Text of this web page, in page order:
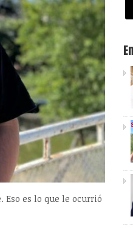
Eso es lo que le ocurrió